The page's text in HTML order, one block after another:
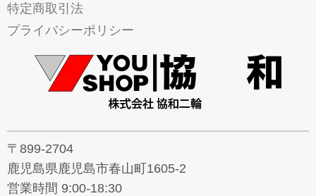
特定商取引法
プライバシーポリシー
〒899-2704
鹿児島県鹿児島市春山町1605-2
営業時間 9:00-18:30